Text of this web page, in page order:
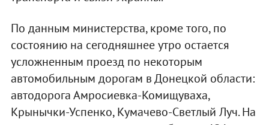
По данным министерства, кроме того, по
состоянию на сегодняшнее утро остается
усложненным проезд по некоторым
автомобильным дорогам в Донецкой области:
автодорога Амросиевка-Комищуваха,
Крынычки-Успенко, Кумачево-Светлый Луч. На